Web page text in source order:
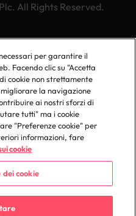
All Rights Reserved.
per garantire il
Facendo clic su "Accetta
cookie non strettamente
la navigazione
ai nostri sforzi di
tutti" ma i cookie
"Preferenze cookie" per
informazioni, fare
cookie
dei cookie